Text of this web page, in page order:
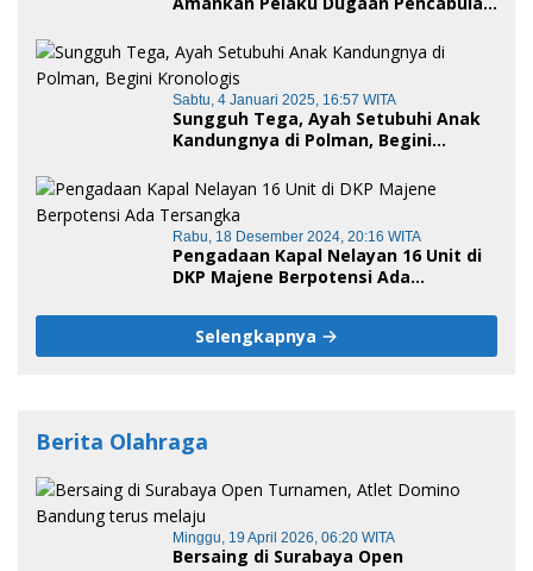
Sabtu, 4 Januari 2025, 16:57 WITA
Sungguh Tega, Ayah Setubuhi Anak
Kandungnya di Polman, Begini
Rabu, 18 Desember 2024, 20:16 WITA
Pengadaan Kapal Nelayan 16 Unit di
DKP Majene Berpotensi Ada
Selengkapnya
Berita Olahraga
Minggu, 19 April 2026, 06:20 WITA
Bersaing di Surabaya Open